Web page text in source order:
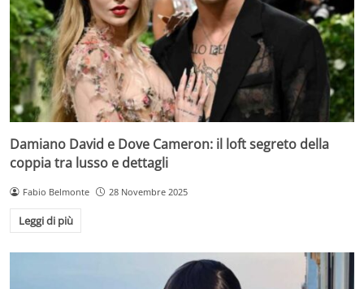
Damiano David e Dove Cameron: il loft segreto della
coppia tra lusso e dettagli
Fabio Belmonte 28 Novembre 2025
Leggi di più